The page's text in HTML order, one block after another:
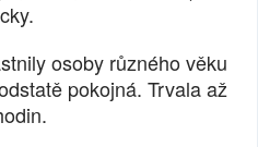
osoby různého věku
pokojná. Trvala až